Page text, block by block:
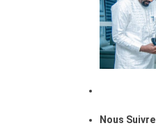
Nous Suivre